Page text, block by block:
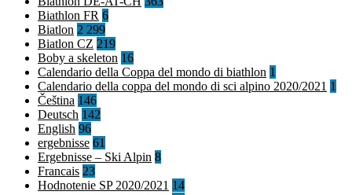
Biathlon FR 6
Biatlon 2 299
Biatlon CZ 219
Boby a skeleton 16
Calendario della Coppa del mondo di biathlon 1
Calendario della coppa del mondo di sci alpino 2020/2021 1
Čeština 146
Deutsch 142
English 96
ergebnisse 61
Ergebnisse – Ski Alpin 8
Francais 23
Hodnotenie SP 2020/2021 14